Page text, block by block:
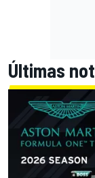
Últimas